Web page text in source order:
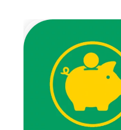
Die Wichtel
Fingerspiele,
Ausmalbilder
zu
Aktivitäten
erzählten sie
Erlebnissen,
von ihrem
gemeinsam